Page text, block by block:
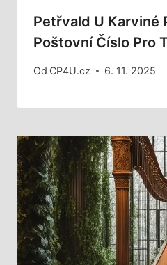
Petřvald U Karviné
Poštovní Číslo Pro
Od CP4U.cz 6. 11. 2025